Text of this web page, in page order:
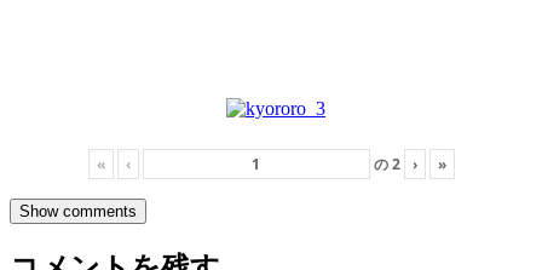
« ‹ の2 › »
Show comments